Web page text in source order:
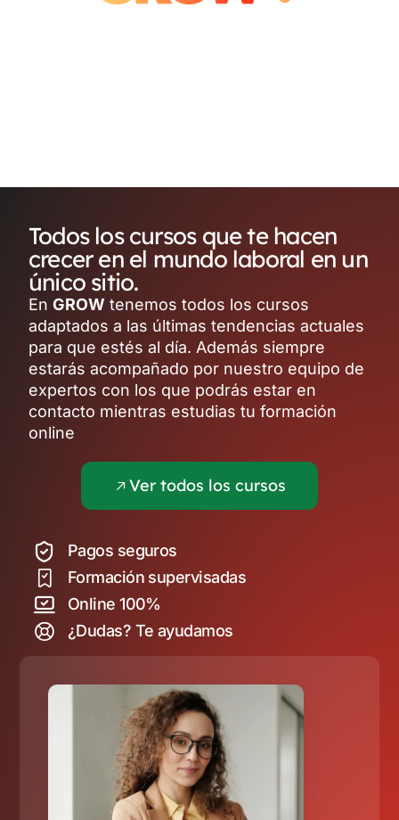
Todos los cursos que te hacen
crecer en el mundo laboral en un
único sitio.
En GROW tenemos todos los cursos
adaptados a las últimas tendencias actuales
para que estés al día. Además siempre
estarás acompañado por nuestro equipo de
expertos con los que podrás estar en
contacto mientras estudias tu formación
online
Ver todos los cursos
Pagos seguros
Formación supervisadas
Online 100%
¿Dudas? Te ayudamos